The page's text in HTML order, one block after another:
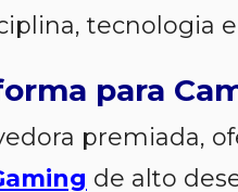
tecnologia
para
premiada,
de alto